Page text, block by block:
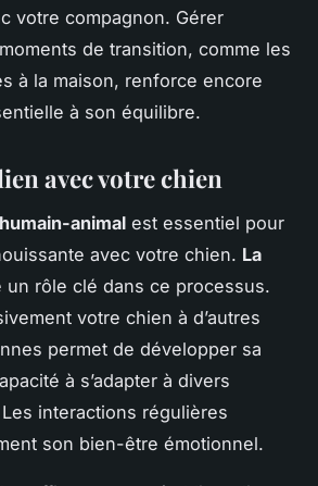
votre compagnon. Gérer
de transition, comme les
à la maison, renforce encore
à son équilibre.
avec votre chien
animal est essentiel pour
avec votre chien. La
un rôle clé dans ce processus.
votre chien à d’autres
permet de développer sa
à s’adapter à divers
interactions régulières
son bien-être émotionnel.